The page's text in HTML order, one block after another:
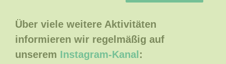
Über viele weitere Aktivitäten
informieren wir regelmäßig auf
unserem Instagram-Kanal :